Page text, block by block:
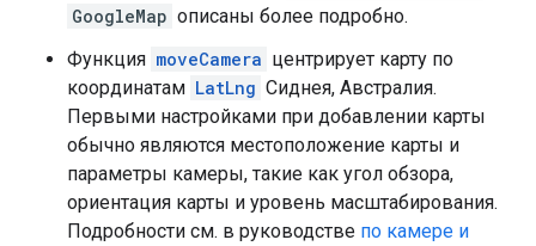
GoogleMap описаны более подробно.
Функция moveCamera центрирует карту по
координатам LatLng Сиднея, Австралия.
Первыми настройками при добавлении карты
обычно являются местоположение карты и
параметры камеры, такие как угол обзора,
ориентация карты и уровень масштабирования.
Подробности см. в руководстве по камере и